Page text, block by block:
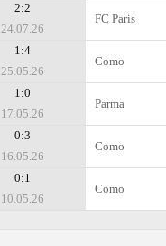
2:2
24.07.26
FC Paris
1:4
25.05.26
Como
1:0
17.05.26
Parma
0:3
16.05.26
Como
0:1
10.05.26
Como